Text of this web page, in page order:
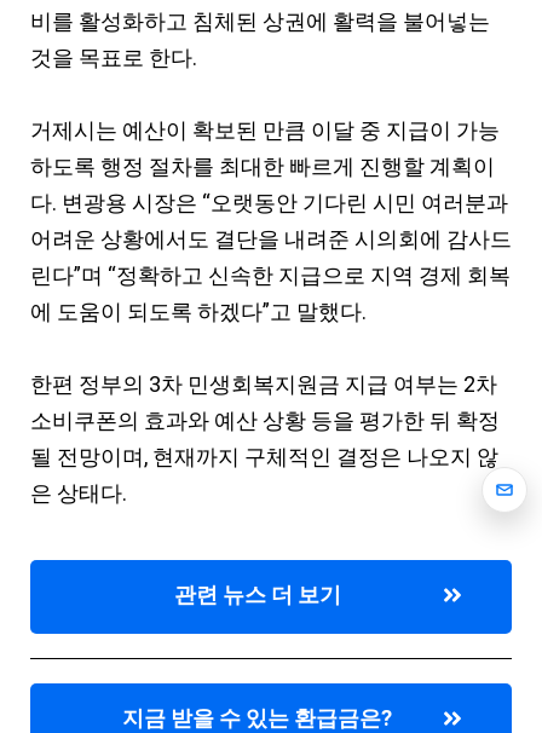
비를 활성화하고 침체된 상권에 활력을 불어넣는
것을 목표로 한다.
거제시는 예산이 확보된 만큼 이달 중 지급이 가능
하도록 행정 절차를 최대한 빠르게 진행할 계획이
다. 변광용 시장은 “오랫동안 기다린 시민 여러분과
어려운 상황에서도 결단을 내려준 시의회에 감사드
린다”며 “정확하고 신속한 지급으로 지역 경제 회복
에 도움이 되도록 하겠다”고 말했다.
한편 정부의 3차 민생회복지원금 지급 여부는 2차
소비쿠폰의 효과와 예산 상황 등을 평가한 뒤 확정
될 전망이며, 현재까지 구체적인 결정은 나오지 않
은 상태다.
관련 뉴스 더 보기
지금 받을 수 있는 환급금은?